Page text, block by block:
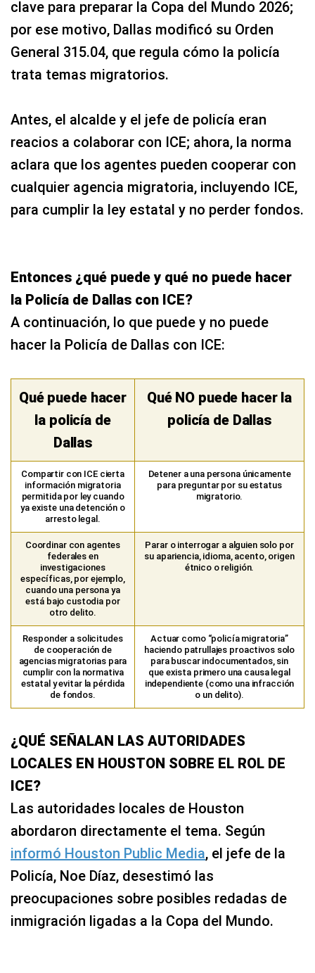
clave para preparar la Copa del Mundo 2026;
por ese motivo, Dallas modificó su Orden
General 315.04, que regula cómo la policía
trata temas migratorios.
Antes, el alcalde y el jefe de policía eran
reacios a colaborar con ICE; ahora, la norma
aclara que los agentes pueden cooperar con
cualquier agencia migratoria, incluyendo ICE,
para cumplir la ley estatal y no perder fondos.
Entonces ¿qué puede y qué no puede hacer
la Policía de Dallas con ICE?
A continuación, lo que puede y no puede
hacer la Policía de Dallas con ICE:
Qué puede hacer
la policía de
Dallas
Qué NO puede hacer la
policía de Dallas
Compartir con ICE cierta
información migratoria
permitida por ley cuando
ya existe una detención o
arresto legal.
Detener a una persona únicamente
para preguntar por su estatus
migratorio.
Coordinar con agentes
federales en
investigaciones
específicas, por ejemplo,
cuando una persona ya
está bajo custodia por
otro delito.
Parar o interrogar a alguien solo por
su apariencia, idioma, acento, origen
étnico o religión.
Responder a solicitudes
de cooperación de
agencias migratorias para
cumplir con la normativa
estatal y evitar la pérdida
de fondos.
Actuar como “policía migratoria”
haciendo patrullajes proactivos solo
para buscar indocumentados, sin
que exista primero una causa legal
independiente (como una infracción
o un delito).
¿QUÉ SEÑALAN LAS AUTORIDADES
LOCALES EN HOUSTON SOBRE EL ROL DE
ICE?
Las autoridades locales de Houston
abordaron directamente el tema. Según
informó Houston Public Media, el jefe de la
Policía, Noe Díaz, desestimó las
preocupaciones sobre posibles redadas de
inmigración ligadas a la Copa del Mundo.